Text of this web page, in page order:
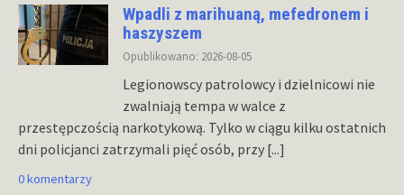
Wpadli z marihuaną, mefedronem i
haszyszem
Opublikowano: 2026-08-05
Legionowscy patrolowcy i dzielnicowi nie
zwalniają tempa w walce z
przestępczością narkotykową. Tylko w ciągu kilku ostatnich
dni policjanci zatrzymali pięć osób, przy [...]
0 komentarzy